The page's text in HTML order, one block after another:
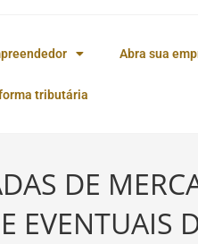
Abra sua
tributária
DE
EVENTUAIS